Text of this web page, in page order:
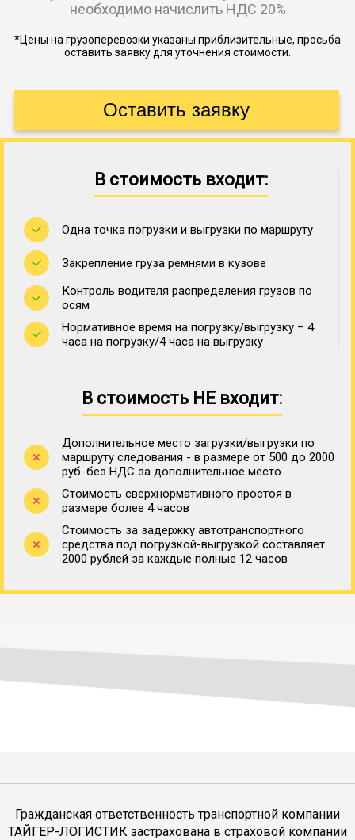
необходимо начислить НДС 20%
*Цены на грузоперевозки указаны приблизительные, просьба
оставить заявку для уточнения стоимости.
В стоимость входит:
Одна точка погрузки и выгрузки по маршруту
Закрепление груза ремнями в кузове
Контроль водителя распределения грузов по
осям
Нормативное время на погрузку/выгрузку – 4
часа на погрузку/4 часа на выгрузку
В стоимость НЕ входит:
Дополнительное место загрузки/выгрузки по
маршруту следования - в размере от 500 до 2000
руб. без НДС за дополнительное место.
Стоимость сверхнормативного простоя в
размере более 4 часов
Стоимость за задержку автотранспортного
средства под погрузкой-выгрузкой составляет
2000 рублей за каждые полные 12 часов
Гражданская ответственность транспортной компании
ТАЙГЕР-ЛОГИСТИК застрахована в страховой компании